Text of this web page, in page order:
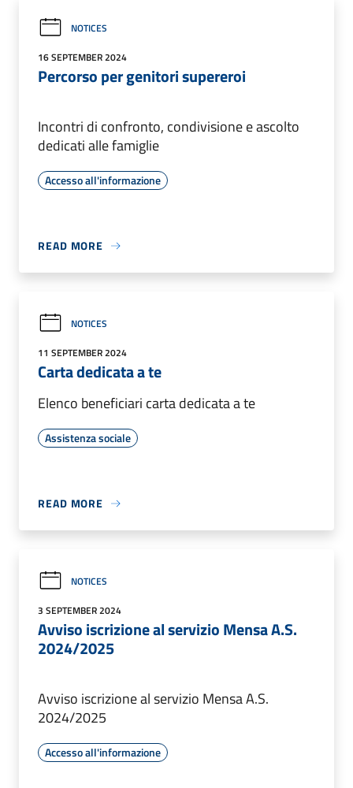
NOTICES
16 SEPTEMBER 2024
Percorso per genitori supereroi
Incontri di confronto, condivisione e ascolto
dedicati alle famiglie
Accesso all'informazione
READ MORE
NOTICES
11 SEPTEMBER 2024
Carta dedicata a te
Elenco beneficiari carta dedicata a te
Assistenza sociale
READ MORE
NOTICES
3 SEPTEMBER 2024
Avviso iscrizione al servizio Mensa A.S.
2024/2025
Avviso iscrizione al servizio Mensa A.S.
2024/2025
Accesso all'informazione